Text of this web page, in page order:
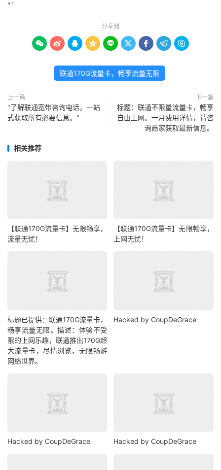
“`
分享到
        
联通170G流量卡，畅享流量无限
上一篇
"了解联通宽带咨询电话，一站
式获取所有必要信息。"
下一篇
标题：联通不限量流量卡，畅享
自由上网。一月费用详情，请咨
询商家获取最新信息。
相关推荐
【联通170G流量卡】无限畅享，
流量无忧！
【联通170G流量卡】无限畅享，
上网无忧！
标题已提供：联通170G流量卡，
畅享流量无限。描述：体验不受
限的上网乐趣，联通推出170G超
大流量卡，尽情浏览，无限畅游
网络世界。
Hacked by CoupDeGrace
Hacked by CoupDeGrace Hacked by CoupDeGrace